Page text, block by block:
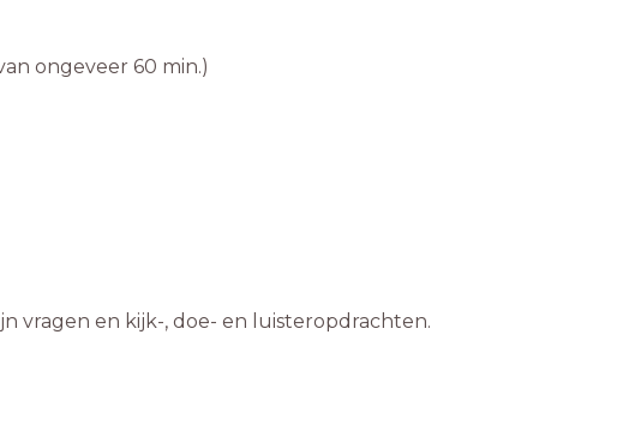
ongeveer 60 min.)
vragen en kijk-, doe- en luisteropdrachten.